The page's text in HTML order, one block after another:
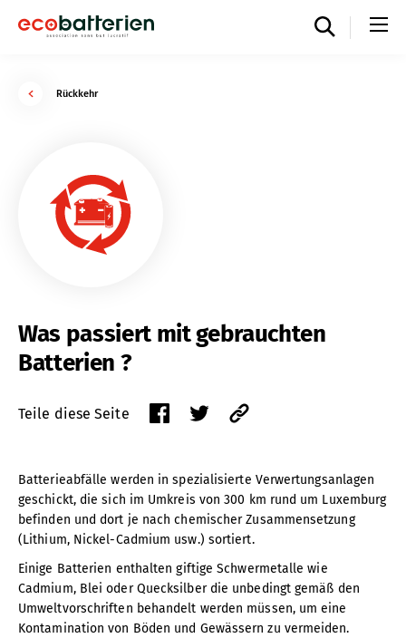
Rückkehr
Was passiert mit gebrauchten
Batterien ?
Teile diese Seite
Batterieabfälle werden in spezialisierte Verwertungsanlagen
geschickt, die sich im Umkreis von 300 km rund um Luxemburg
befinden und dort je nach chemischer Zusammensetzung
(Lithium, Nickel-Cadmium usw.) sortiert.
Einige Batterien enthalten giftige Schwermetalle wie
Cadmium, Blei oder Quecksilber die unbedingt gemäß den
Umweltvorschriften behandelt werden müssen, um eine
Kontamination von Böden und Gewässern zu vermeiden.